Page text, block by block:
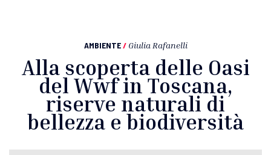
AMBIENTE / Giulia Rafanelli
Alla scoperta delle Oasi
del Wwf in Toscana,
riserve naturali di
bellezza e biodiversità